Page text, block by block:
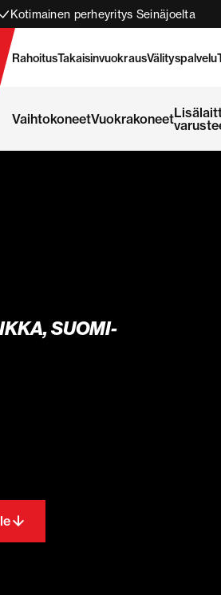
Kotimainen perheyritys Seinäjoelta
RahoitusTakaisinvuokrausVälityspalvelu
VaihtokoneetVuokrakoneet
SUOMI-